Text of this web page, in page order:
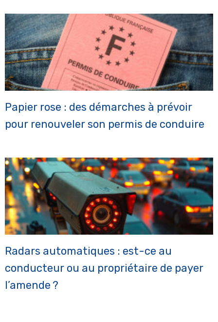
Papier rose : des démarches à prévoir
pour renouveler son permis de conduire
Radars automatiques : est-ce au
conducteur ou au propriétaire de payer
l’amende ?